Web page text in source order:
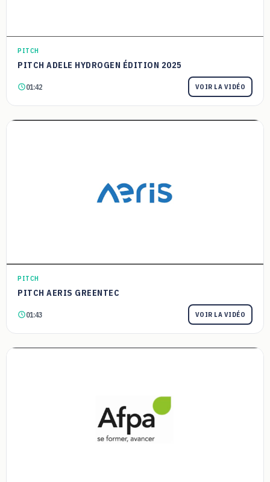
PITCH
PITCH ADELE HYDROGEN ÉDITION 2025
01:42 VOIR LA VIDÉO
PITCH
PITCH AERIS GREENTEC
01:43 VOIR LA VIDÉO